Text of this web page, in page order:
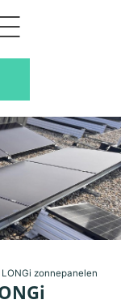
zonnepanelen